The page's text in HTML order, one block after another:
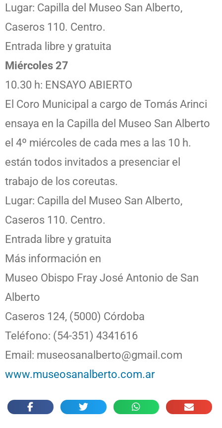
Lugar: Capilla del Museo San Alberto,
Caseros 110. Centro.
Entrada libre y gratuita
Miércoles 27
10.30 h: ENSAYO ABIERTO
El Coro Municipal a cargo de Tomás Arinci
ensaya en la Capilla del Museo San Alberto
el 4º miércoles de cada mes a las 10 h.
están todos invitados a presenciar el
trabajo de los coreutas.
Lugar: Capilla del Museo San Alberto,
Caseros 110. Centro.
Entrada libre y gratuita
Más información en
Museo Obispo Fray José Antonio de San
Alberto
Caseros 124, (5000) Córdoba
Teléfono: (54-351) 4341616
Email: museosanalberto@gmail.com
www.museosanalberto.com.ar